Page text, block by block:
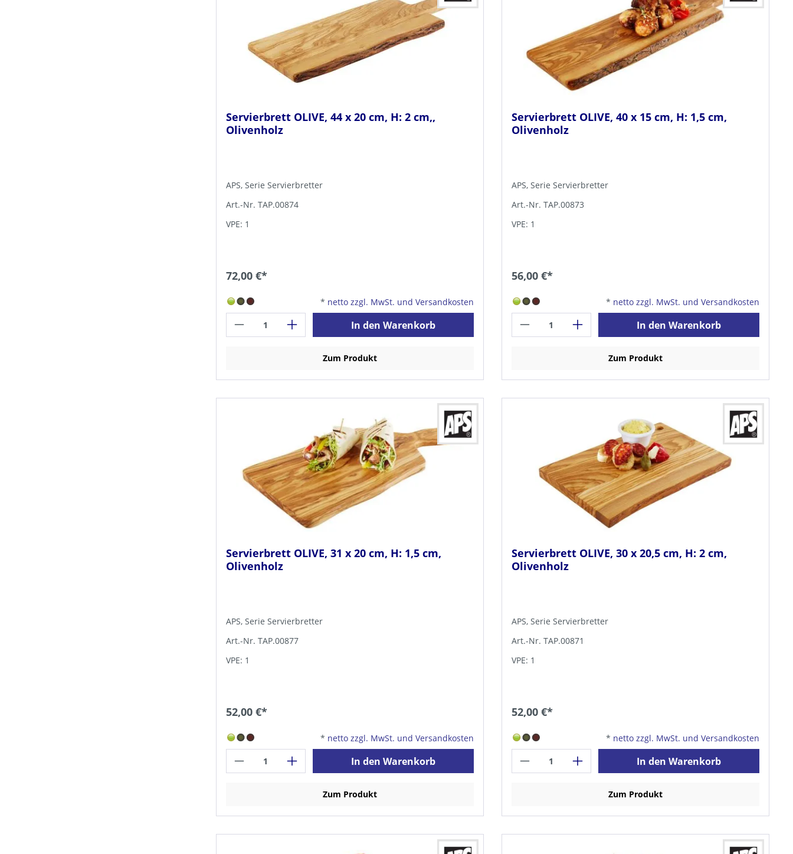
Servierbrett OLIVE, 44 x 20 cm, H: 2 cm,,
Olivenholz
APS, Serie Servierbretter
Art.-Nr. TAP.00874
VPE: 1
72,00 €*
* netto zzgl. MwSt. und Versandkosten
In den Warenkorb
Zum Produkt
Servierbrett OLIVE, 40 x 15 cm, H: 1,5 cm,
Olivenholz
APS, Serie Servierbretter
Art.-Nr. TAP.00873
VPE: 1
56,00 €*
* netto zzgl. MwSt. und Versandkosten
In den Warenkorb
Zum Produkt
Servierbrett OLIVE, 31 x 20 cm, H: 1,5 cm,
Olivenholz
APS, Serie Servierbretter
Art.-Nr. TAP.00877
VPE: 1
52,00 €*
* netto zzgl. MwSt. und Versandkosten
In den Warenkorb
Zum Produkt
Servierbrett OLIVE, 30 x 20,5 cm, H: 2 cm,
Olivenholz
APS, Serie Servierbretter
Art.-Nr. TAP.00871
VPE: 1
52,00 €*
* netto zzgl. MwSt. und Versandkosten
In den Warenkorb
Zum Produkt